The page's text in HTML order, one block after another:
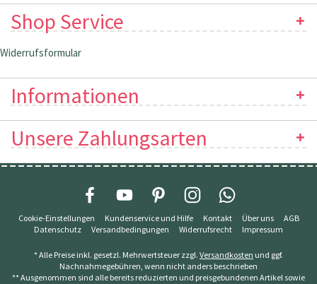
Shop Service
Widerrufsformular
Informationen
Unsere Zahlungsarten
Cookie-Einstellungen Kundenservice und Hilfe Kontakt Über uns
AGB
Datenschutz
Versandbedingungen Widerrufsrecht Impressum
* Alle Preise inkl. gesetzl. Mehrwertsteuer zzgl. Versandkosten und ggf.
Nachnahmegebühren, wenn nicht anders beschrieben
** Ausgenommen sind alle bereits reduzierten und preisgebundenen Artikel sowie